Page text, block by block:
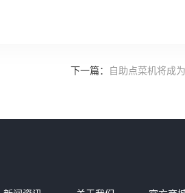
下一篇： 自助点菜机将成